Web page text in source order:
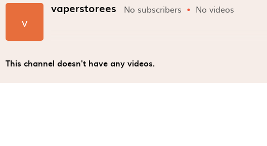
v
vaperstorees No subscribers No videos
This channel doesn't have any videos.